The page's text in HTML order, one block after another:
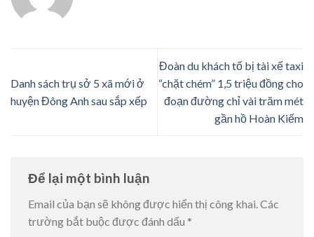
Danh sách trụ sở 5 xã mới ở
huyện Đông Anh sau sắp xếp
Đoàn du khách tố bị tài xế taxi
“chặt chém” 1,5 triệu đồng cho
đoạn đường chỉ vài trăm mét
gần hồ Hoàn Kiếm
Để lại một bình luận
Email của bạn sẽ không được hiển thị công khai.Các
trường bắt buộc được đánh dấu *